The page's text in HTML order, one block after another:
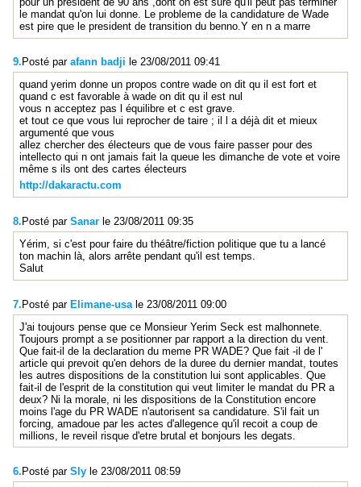
le mandat qu'on lui donne. Le probleme de la candidature de Wade
est pire que le president de transition du benno.Y en n a marre
9. Posté par afann badji le 23/08/2011 09:41
quand yerim donne un propos contre wade on dit qu il est fort et
quand c est favorable à wade on dit qu il est nul
vous n acceptez pas l équilibre et c est grave.
et tout ce que vous lui reprocher de taire ; il l a déjà dit et mieux
argumenté que vous
allez chercher des électeurs que de vous faire passer pour des
intellecto qui n ont jamais fait la queue les dimanche de vote et voire
même s ils ont des cartes électeurs
http://dakaractu.com
8. Posté par Sanar le 23/08/2011 09:35
Yérim, si c'est pour faire du théâtre/fiction politique que tu a lancé
ton machin là, alors arrête pendant qu'il est temps.
Salut
7.Posté par Elimane-usa le 23/08/2011 09:00
J'ai toujours pense que ce Monsieur Yerim Seck est malhonnete.
Toujours prompt a se positionner par rapport a la direction du vent.
Que fait-il de la declaration du meme PR WADE? Que fait -il de l'
article qui prevoit qu'en dehors de la duree du dernier mandat, toutes
les autres dispositions de la constitution lui sont applicables. Que
fait-il de l'esprit de la constitution qui veut limiter le mandat du PR a
deux? Ni la morale, ni les dispositions de la Constitution encore
moins l'age du PR WADE n'autorisent sa candidature. S'il fait un
forcing, amadoue par les actes d'allegence qu'il recoit a coup de
millions, le reveil risque d'etre brutal et bonjours les degats.
6. Posté par Sly le 23/08/2011 08:59